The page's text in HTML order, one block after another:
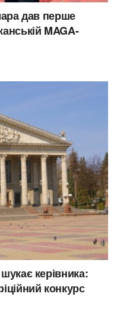
дав перше
MAGA-
керівника:
конкурс